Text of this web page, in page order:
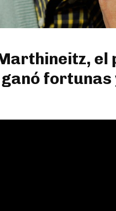
el
fortunas